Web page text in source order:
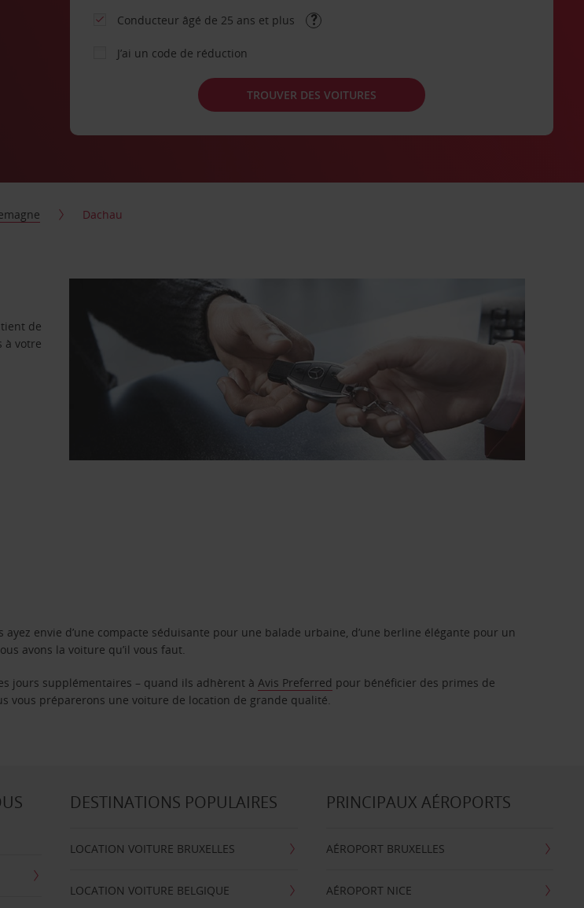
Conducteur âgé de 25 ans et plus
J’ai un code de réduction
TROUVER DES VOITURES
Dachau
de
à votre
envie d’une compacte séduisante pour une balade urbaine, d’une berline élégante pour un
avons la voiture qu’il vous faut.
jours supplémentaires – quand ils adhèrent àAvis Preferred pour bénéficier des primes de
vous préparerons une voiture de location de grande qualité.
DESTINATIONS POPULAIRES
LOCATION VOITURE BRUXELLES
LOCATION VOITURE BELGIQUE
PRINCIPAUX AÉROPORTS
AÉROPORT BRUXELLES
AÉROPORT NICE